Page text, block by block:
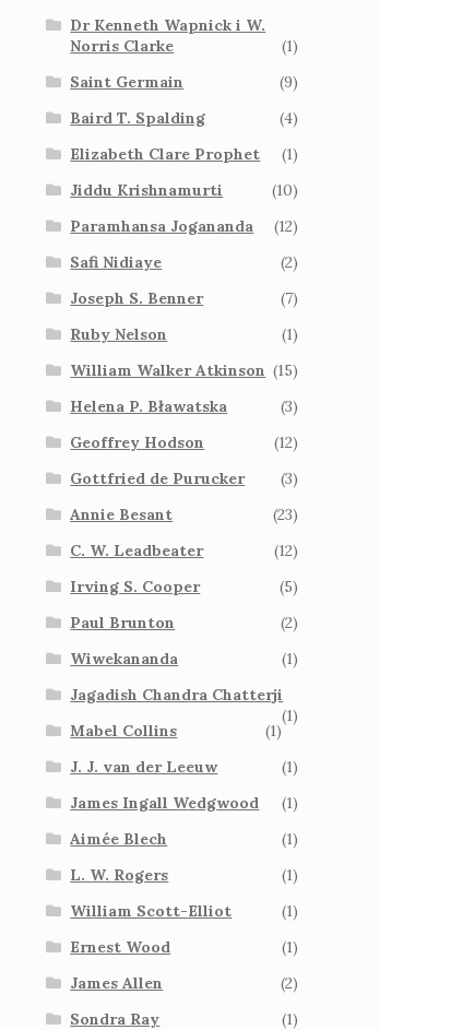
Dr Kenneth Wapnick i W.
Norris Clarke
(1)
Saint Germain
(9)
Baird T. Spalding
(4)
Elizabeth Clare Prophet
(1)
Jiddu Krishnamurti
(10)
Paramhansa Jogananda
(12)
Safi Nidiaye
(2)
Joseph S. Benner
(7)
Ruby Nelson
(1)
William Walker Atkinson (15)
Helena P. Bławatska
(3)
Geoffrey Hodson
(12)
Gottfried de Purucker
(3)
Annie Besant
(23)
C. W. Leadbeater
(12)
Irving S. Cooper
(5)
Paul Brunton
(2)
Wiwekananda
(1)
Jagadish Chandra Chatterji
(1)
Mabel Collins
(1)
J. J. van der Leeuw
(1)
James Ingall Wedgwood
(1)
Aimée Blech
(1)
L. W. Rogers
(1)
William Scott-Elliot
(1)
Ernest Wood
(1)
James Allen
(2)
Sondra Ray
(1)